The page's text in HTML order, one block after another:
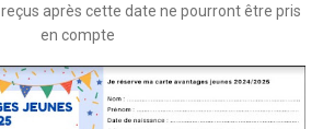
après cette date ne pourront être pris
en compte